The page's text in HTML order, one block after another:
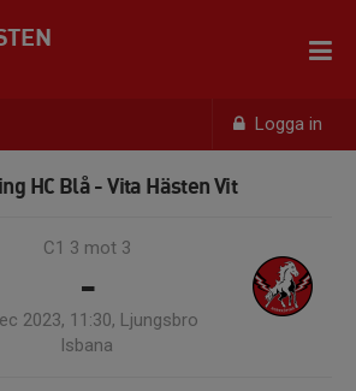
Logga in
HC Blå - Vita Hästen Vit
C1 3 mot 3
-
2023, 11:30, Ljungsbro
Isbana